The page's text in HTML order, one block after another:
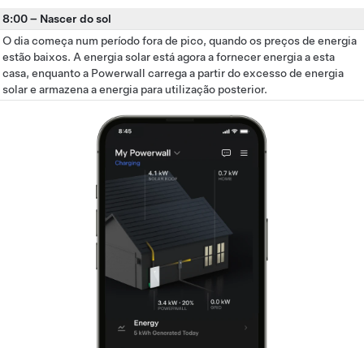
8:00– Nascer do sol
O dia começa num período fora de pico, quando os preços de energia
estão baixos. A energia solar está agora a fornecer energia a esta
casa, enquanto a Powerwall carrega a partir do excesso de energia
solar e armazena a energia para utilização posterior.